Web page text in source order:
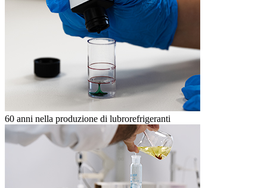
60 anni nella produzione di lubrorefrigeranti